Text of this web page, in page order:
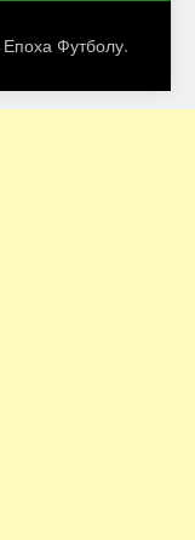
Епоха Футболу.